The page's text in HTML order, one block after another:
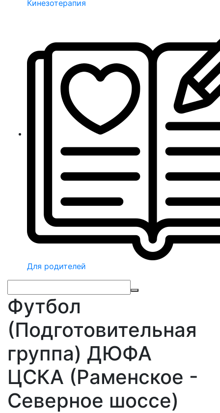
Кинезотерапия
Для родителей
Футбол
(Подготовительная
группа) ДЮФА
ЦСКА (Раменское -
Северное шоссе)